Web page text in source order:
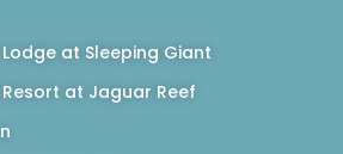
at Sleeping Giant
at Jaguar Reef